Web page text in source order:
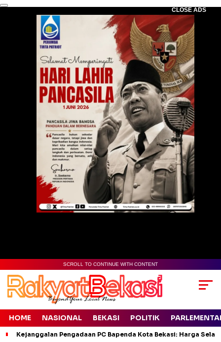
CLOSE ADS
SCROLL TO CONTINUE WITH CONTENT
HOME NASIONAL BEKASI POLITIK
Kejanggalan Pengadaan PC Bapenda Kota Bekasi: Harga